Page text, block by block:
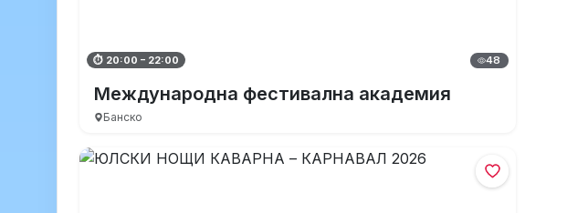
⏱ 20:00 – 22:00 48
Международна фестивална академия
Банско